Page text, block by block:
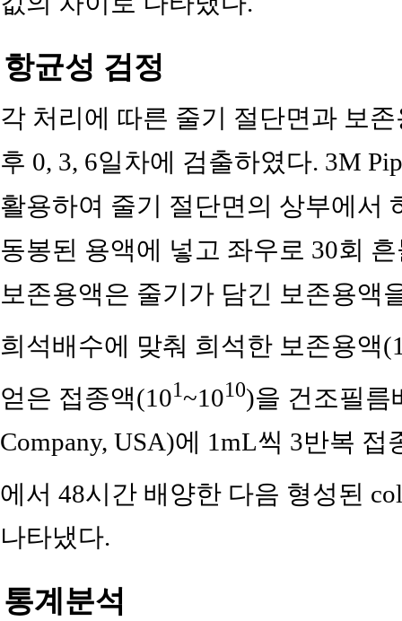
항균성 검정
각 처리에 따른 줄기 절단면과 보
후 0, 3, 6일차에 검출하였다. 3M
활용하여 줄기 절단면의 상부에서
동봉된 용액에 넣고 좌우로 30회
보존용액은 줄기가 담긴 보존용액
희석배수에 맞춰 희석한 보존용액
얻은 접종액(101~1010)을 건조필름
Company, USA)에 1mL씩 3반복 접
에서 48시간 배양한 다음 형성된
나타냈다.
통계분석